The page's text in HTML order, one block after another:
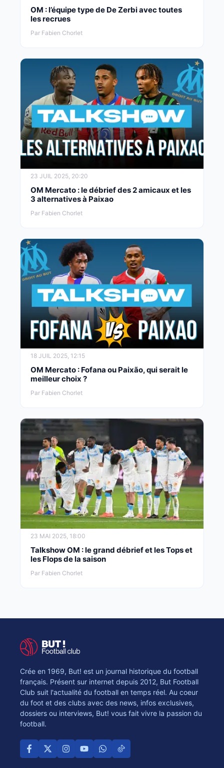
OM : l’équipe type de De Zerbi avec toutes
les recrues
Par Fabien Chorlet
23 JUIL 2025, 20:20
OM Mercato : le débrief des 2 amicaux et les
3 alternatives à Paixao
Par Fabien Chorlet
18 JUIL 2025, 12:15
OM Mercato : Fofana ou Paixão, qui serait le
meilleur choix ?
Par Fabien Chorlet
23 MAI 2025, 18:00
Talkshow OM : le grand débrief et les Tops et
les Flops de la saison
Par Fabien Chorlet
Crée en 1969, But! est un journal historique du football
français. Présent sur internet depuis 2012, But Football
Club suit l'actualité du football en temps réel. Au coeur
du foot et des clubs avec des news, infos exclusives,
dossiers ou interviews, But! vous fait vivre la passion du
football.